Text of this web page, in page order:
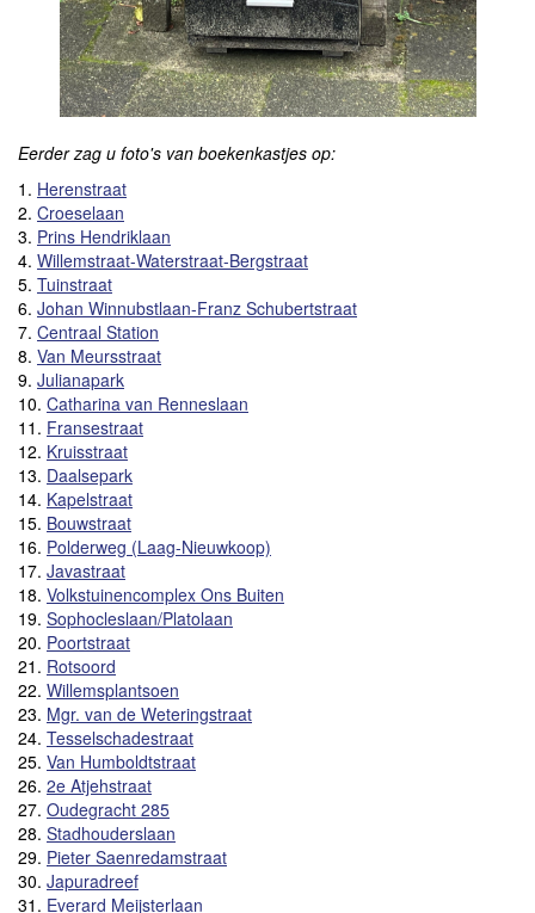
Eerder zag u foto's van boekenkastjes op:
1. Herenstraat
2. Croeselaan
3. Prins Hendriklaan
4. Willemstraat-Waterstraat-Bergstraat
5. Tuinstraat
6. Johan Winnubstlaan-Franz Schubertstraat
7. Centraal Station
8. Van Meursstraat
9. Julianapark
10. Catharina van Renneslaan
11. Fransestraat
12. Kruisstraat
13. Daalsepark
14. Kapelstraat
15. Bouwstraat
16. Polderweg (Laag-Nieuwkoop)
17. Javastraat
18. Volkstuinencomplex Ons Buiten
19. Sophocleslaan/Platolaan
20. Poortstraat
21. Rotsoord
22. Willemsplantsoen
23. Mgr. van de Weteringstraat
24. Tesselschadestraat
25. Van Humboldtstraat
26. 2e Atjehstraat
27. Oudegracht 285
28. Stadhouderslaan
29. Pieter Saenredamstraat
30. Japuradreef
31. Everard Meijsterlaan